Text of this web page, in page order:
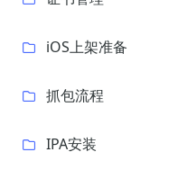
iOS上架准备
抓包流程
IPA安装